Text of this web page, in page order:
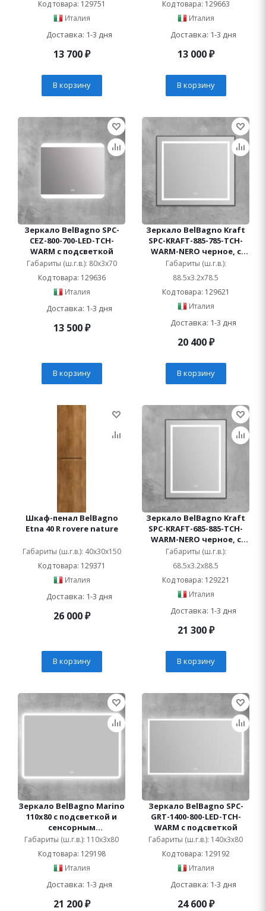
Код товара: 129751
Италия
Доставка: 1-3 дня
13 700₽
В корзину
Код товара: 129663
Италия
Доставка: 1-3 дня
13 000₽
В корзину
Зеркало BelBagno SPC-
CEZ-800-700-LED-TCH-
WARM с подсветкой
Габариты (ш.г.в.): 80x3x70
Код товара: 129636
Италия
Доставка: 1-3 дня
13 500₽
В корзину
Зеркало BelBagno Kraft
SPC-KRAFT-885-785-TCH-
WARM-NERO черное, с
подсветкой и
подогревом
Габариты (ш.г.в.):
88.5x3.2x78.5
Код товара: 129621
Италия
Доставка: 1-3 дня
20 400₽
В корзину
Шкаф-пенал BelBagno
Etna 40 R rovere nature
Габариты (ш.г.в.): 40x30x150
Код товара: 129371
Италия
Доставка: 1-3 дня
26 000₽
В корзину
Зеркало BelBagno Kraft
SPC-KRAFT-685-885-TCH-
WARM-NERO черное, с
подсветкой и
подогревом
Габариты (ш.г.в.):
68.5x3.2x88.5
Код товара: 129221
Италия
Доставка: 1-3 дня
21 300₽
В корзину
Зеркало BelBagno Marino
110х80 с подсветкой и
сенсорным
выключателем
Габариты (ш.г.в.): 110x3x80
Код товара: 129198
Италия
Доставка: 1-3 дня
21 200₽
Зеркало BelBagno SPC-
GRT-1400-800-LED-TCH-
WARM с подсветкой
Габариты (ш.г.в.): 140x3x80
Код товара: 129192
Италия
Доставка: 1-3 дня
24 600₽